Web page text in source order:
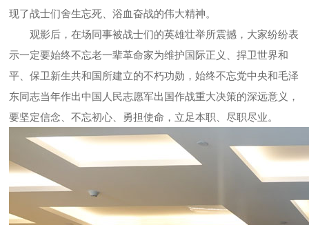
现了战士们舍生忘死、浴血奋战的伟大精神。
观影后，在场同事被战士们的英雄壮举所震撼，大家纷纷表
示一定要始终不忘老一辈革命家为维护国际正义、捍卫世界和
平、保卫新生共和国所建立的不朽功勋，始终不忘党中央和毛泽
东同志当年作出中国人民志愿军出国作战重大决策的深远意义，
要坚定信念、不忘初心、勇担使命，立足本职、尽职尽业。